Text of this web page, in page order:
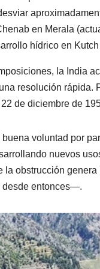
en Merala
hídrico en
la India
resolución rápida.
de diciembre de
voluntad por
nuevos
la obstrucción
desde entonces—.